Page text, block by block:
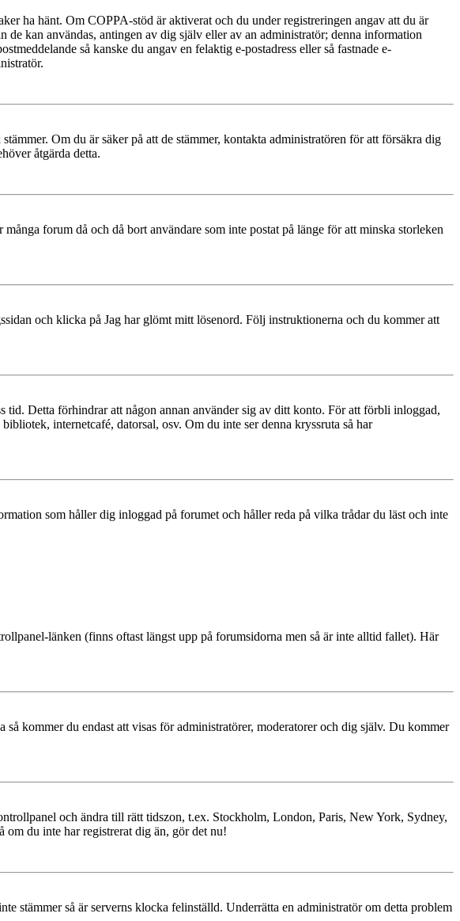
ha hänt. Om COPPA-stöd är aktiverat och du under registreringen angav att du är
kan användas, antingen av dig själv eller av an administratör; denna information
så kanske du angav en felaktig e-postadress eller så fastnade e-
Om du är säker på att de stämmer, kontakta administratören för att försäkra dig
åtgärda detta.
forum då och då bort användare som inte postat på länge för att minska storleken
och klicka på Jag har glömt mitt lösenord. Följ instruktionerna och du kommer att
Detta förhindrar att någon annan använder sig av ditt konto. För att förbli inloggad,
internetcafé, datorsal, osv. Om du inte ser denna kryssruta så har
som håller dig inloggad på forumet och håller reda på vilka trådar du läst och inte
länken (finns oftast längst upp på forumsidorna men så är inte alltid fallet). Här
kommer du endast att visas för administratörer, moderatorer och dig själv. Du kommer
och ändra till rätt tidszon, t.ex. Stockholm, London, Paris, New York, Sydney,
om du inte har registrerat dig än, gör det nu!
stämmer så är serverns klocka felinställd. Underrätta en administratör om detta problem